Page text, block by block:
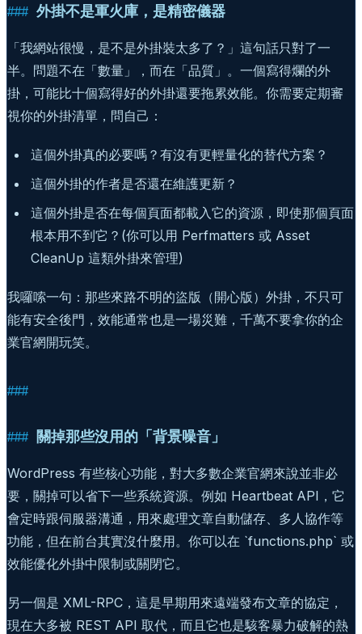
外掛不是軍火庫，是精密儀器
「我網站很慢，是不是外掛裝太多了？」這句話只對了一
半。問題不在「數量」，而在「品質」。一個寫得爛的外
掛，可能比十個寫得好的外掛還要拖累效能。你需要定期審
視你的外掛清單，問自己：
這個外掛真的必要嗎？有沒有更輕量化的替代方案？
這個外掛的作者是否還在維護更新？
這個外掛是否在每個頁面都載入它的資源，即使那個頁面
根本用不到它？(你可以用 Perfmatters 或 Asset
CleanUp 這類外掛來管理)
我囉嗦一句：那些來路不明的盜版（開心版）外掛，不只可
能有安全後門，效能通常也是一場災難，千萬不要拿你的企
業官網開玩笑。
關掉那些沒用的「背景噪音」
WordPress 有些核心功能，對大多數企業官網來說並非必
要，關掉可以省下一些系統資源。例如 Heartbeat API，它
會定時跟伺服器溝通，用來處理文章自動儲存、多人協作等
功能，但在前台其實沒什麼用。你可以在 `functions.php` 或
效能優化外掛中限制或關閉它。
另一個是 XML-RPC，這是早期用來遠端發布文章的協定，
現在大多被 REST API 取代，而且它也是駭客暴力破解的熱